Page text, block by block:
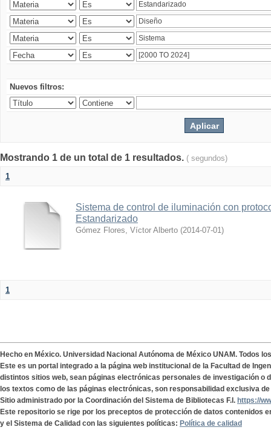
Nuevos filtros:
Mostrando 1 de un total de 1 resultados. ( segundos)
1
Sistema de control de iluminación con
Estandarizado
Gómez Flores, Víctor Alberto (2014-07-01)
1
Hecho en México. Universidad Nacional Autónoma de México UNAM. Todos
Este es un portal integrado a la página web institucional de la Facultad de
distintos sitios web, sean páginas electrónicas personales de investigación o
los textos como de las páginas electrónicas, son responsabilidad exclusiva
Sitio administrado por la Coordinación del Sistema de Bibliotecas F.I. https://
Este repositorio se rige por los preceptos de protección de datos contenidos
y el Sistema de Calidad con las siguientes políticas: Política de calidad